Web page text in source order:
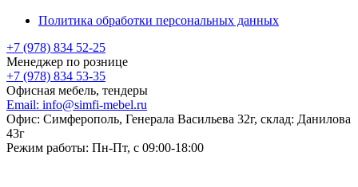
Политика обработки персональных данных
+7 (978) 834 52-25
Менеджер по рознице
+7 (978) 834 53-35
Офисная мебель, тендеры
Email: info@simfi-mebel.ru
Офис: Симферополь, Генерала Васильева 32г, склад: Данилова
43г
Режим работы: Пн-Пт, с 09:00-18:00